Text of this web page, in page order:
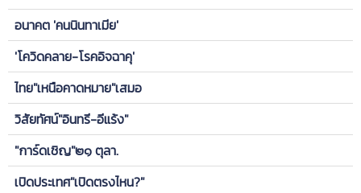
อนาคต 'คนนินทาเมีย'
'โควิดคลาย-โรคอิจฉาคุ'
ไทย"เหนือคาดหมาย"เสมอ
วิสัยทัศน์"อินทรี-อีแร้ง"
"การ์ดเชิญ"๒๑ ตุลา.
เปิดประเทศ"เปิดตรงไหน?"